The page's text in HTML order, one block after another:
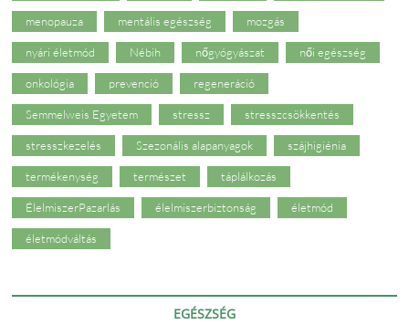
menopauza mentális egészség mozgás
nyári életmód Nébih nőgyógyászat női egészség
onkológia prevenció regeneráció
Semmelweis Egyetem stressz stresszcsökkentés
stresszkezelés Szezonális alapanyagok szájhigiénia
termékenység természet táplálkozás
ÉlelmiszerPazarlás élelmiszerbiztonság életmód
életmódváltás
EGÉSZSÉG